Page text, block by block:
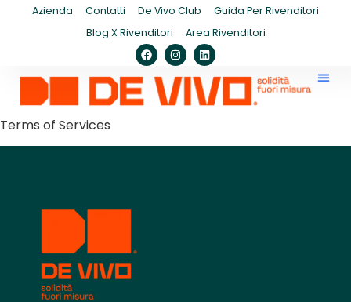
Azienda Contatti De Vivo Club
Guida Per Rivenditori
Blog X Rivenditori
Area Rivenditori
Terms of Services